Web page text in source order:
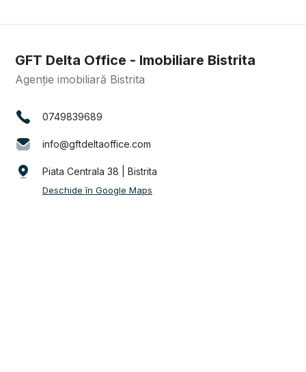
GFT Delta Office - Imobiliare Bistrita
Agenție imobiliară Bistrita
0749839689
info@gftdeltaoffice.com
Piata Centrala 38 | Bistrita
Deschide în Google Maps